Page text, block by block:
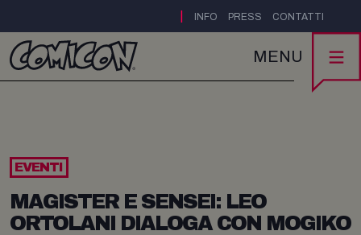
INFO PRESS CONTATTI
MENU
EVENTI
MAGISTER E SENSEI: LEO
ORTOLANI DIALOGA CON MOGIKO